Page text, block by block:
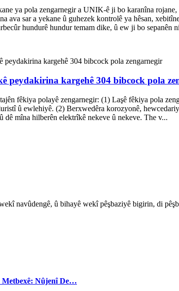
ya pola zengarnegir a UNIK-ê ji bo karanîna
ava sar a yekane û guhezek kontrolê ya hêsan,
hundurê hundur temam dike, û ew ji bo sepanên
peydakirina kargehê 304 bibcock pola
fêkiya polayê zengarnegir: (1) Laşê fêkiya pola
û ewlehiyê. (2) Berxwedêra korozyonê,
dê mîna hilberên elektrîkê nekeve û nekeve. The v...
navûdengê, û bihayê wekî pêşbaziyê bigirin, di
Metbexê: Nûjenî De…